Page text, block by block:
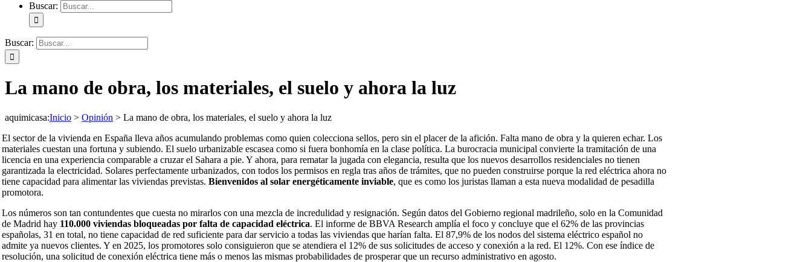
Buscar:
Buscar:
La mano de obra, los materiales, el suelo y ahora la luz
aquimicasa:Inicio > Opinión > La mano de obra, los materiales, el suelo y ahora la luz
El sector de la vivienda en España lleva años acumulando problemas como quien colecciona sellos, pero sin el placer de la afición. Falta mano de obra y la quieren echar. Los
materiales cuestan una fortuna y subiendo. El suelo urbanizable escasea como si fuera bonhomía en la clase política. La burocracia municipal convierte la tramitación de una
licencia en una experiencia comparable a cruzar el Sahara a pie. Y ahora, para rematar la jugada con elegancia, resulta que los nuevos desarrollos residenciales no tienen
garantizada la electricidad. Solares perfectamente urbanizados, con todos los permisos en regla tras años de trámites, que no pueden construirse porque la red eléctrica ahora no
tiene capacidad para alimentar las viviendas previstas.Bienvenidos al solar energéticamente inviable, que es como los juristas llaman a esta nueva modalidad de pesadilla
promotora.
Los números son tan contundentes que cuesta no mirarlos con una mezcla de incredulidad y resignación. Según datos del Gobierno regional madrileño, solo en la Comunidad
de Madrid hay 110.000 viviendas bloqueadas por falta de capacidad eléctrica. El informe de BBVA Research amplía el foco y concluye que el 62% de las provincias
españolas, 31 en total, no tiene capacidad de red suficiente para dar servicio a todas las viviendas que harían falta. El 87,9% de los nodos del sistema eléctrico español no
admite ya nuevos clientes. Y en 2025, los promotores solo consiguieron que se atendiera el 12% de sus solicitudes de acceso y conexión a la red. El 12%. Con ese índice de
resolución, una solicitud de conexión eléctrica tiene más o menos las mismas probabilidades de prosperar que un recurso administrativo en agosto.